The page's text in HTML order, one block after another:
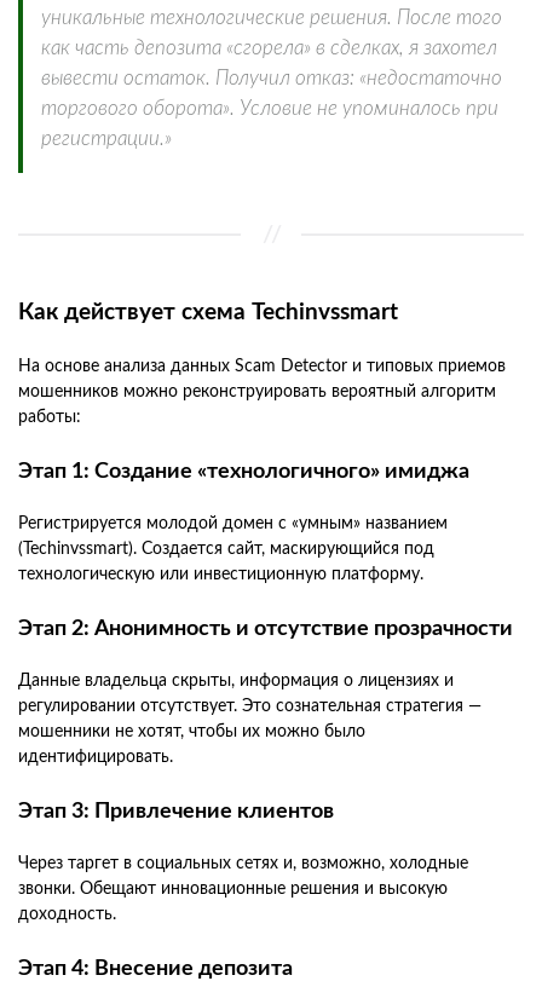
уникальные технологические решения. После того
как часть депозита «сгорела» в сделках, я захотел
вывести остаток. Получил отказ: «недостаточно
торгового оборота». Условие не упоминалось при
регистрации.»
Как действует схема Techinvssmart
На основе анализа данных Scam Detector и типовых приемов
мошенников можно реконструировать вероятный алгоритм
работы:
Этап 1: Создание «технологичного» имиджа
Регистрируется молодой домен с «умным» названием
(Techinvssmart). Создается сайт, маскирующийся под
технологическую или инвестиционную платформу.
Этап 2: Анонимность и отсутствие прозрачности
Данные владельца скрыты, информация о лицензиях и
регулировании отсутствует. Это сознательная стратегия —
мошенники не хотят, чтобы их можно было
идентифицировать.
Этап 3: Привлечение клиентов
Через таргет в социальных сетях и, возможно, холодные
звонки. Обещают инновационные решения и высокую
доходность.
Этап 4: Внесение депозита